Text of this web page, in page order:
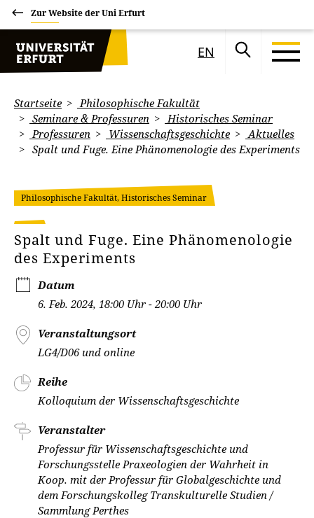
Zur Website der Uni Erfurt
EN
Startseite
Philosophische Fakultät
Seminare & Professuren
Historisches Seminar
Professuren
Wissenschaftsgeschichte
Aktuelles
Spalt und Fuge. Eine Phänomenologie des Experiments
Philosophische Fakultät, Historisches Seminar
Spalt und Fuge. Eine Phänomenologie
des Experiments
Datum
6. Feb. 2024, 18:00 Uhr - 20:00 Uhr
Veranstaltungsort
LG4/D06 und online
Reihe
Kolloquium der Wissenschaftsgeschichte
Veranstalter
Professur für Wissenschaftsgeschichte und
Forschungsstelle Praxeologien der Wahrheit in
Koop. mit der Professur für Globalgeschichte und
dem Forschungskolleg Transkulturelle Studien /
Sammlung Perthes